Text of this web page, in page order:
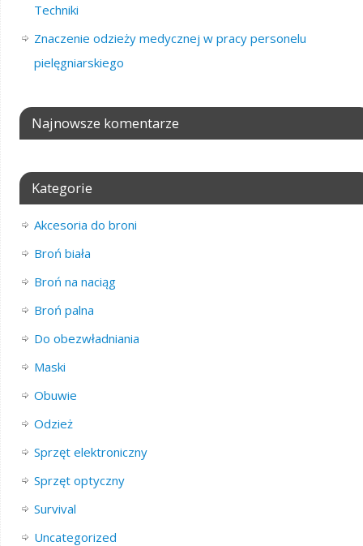
Techniki
Znaczenie odzieży medycznej w pracy personelu
pielęgniarskiego
Najnowsze komentarze
Kategorie
Akcesoria do broni
Broń biała
Broń na naciąg
Broń palna
Do obezwładniania
Maski
Obuwie
Odzież
Sprzęt elektroniczny
Sprzęt optyczny
Survival
Uncategorized